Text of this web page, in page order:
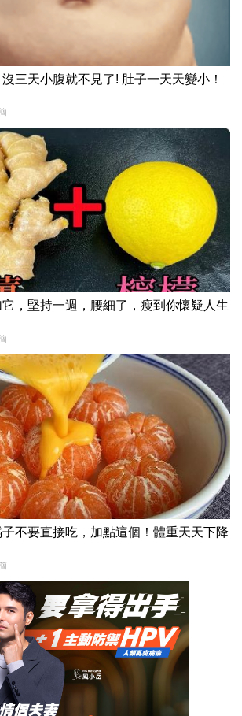
三天小腹就不見了! 肚子一天天變小！
，堅持一週，腰細了，瘦到你懷疑人生
不要直接吃，加點這個！體重天天下降